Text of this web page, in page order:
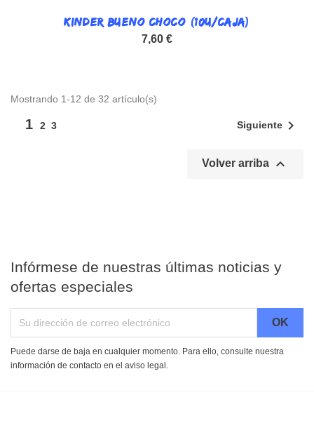
KINDER BUENO CHOCO (10U/CAJA)
7,60 €
Mostrando 1-12 de 32 artículo(s)
1 2 3 Siguiente 
Volver arriba 
Infórmese de nuestras últimas noticias y
ofertas especiales
Puede darse de baja en cualquier momento. Para ello, consulte nuestra
información de contacto en el aviso legal.